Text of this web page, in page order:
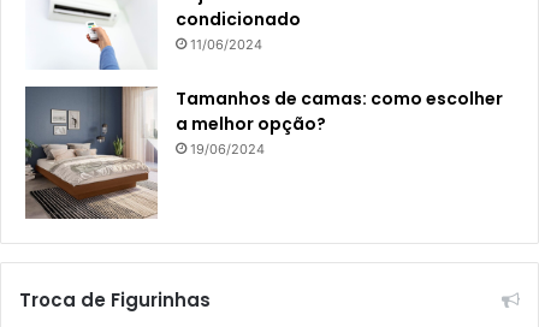
condicionado
11/06/2024
Tamanhos de camas: como escolher
a melhor opção?
19/06/2024
Troca de Figurinhas